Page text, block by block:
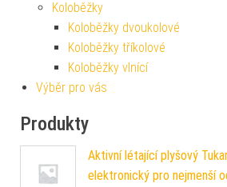
Koloběžky
Koloběžky dvoukolové
Koloběžky tříkolové
Koloběžky vlnící
Výběr pro vás
Produkty
Aktivní létající plyšový
elektronický pro nejmenší